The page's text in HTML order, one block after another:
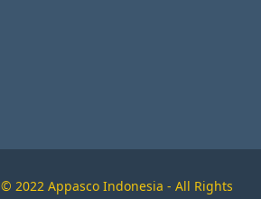
© 2022 Appasco Indonesia - All Rights